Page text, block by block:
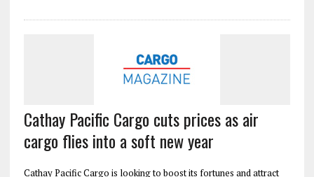
Cathay Pacific Cargo cuts prices as air
cargo flies into a soft new year
Cathay Pacific Cargo is looking to boost its fortunes and attract